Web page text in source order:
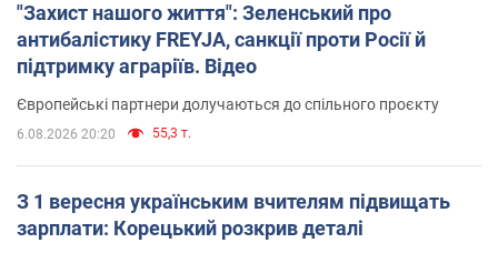
"Захист нашого життя": Зеленський про
антибалістику FREYJA, санкції проти Росії й
підтримку аграріїв. Відео
Європейські партнери долучаються до спільного проєкту
6.08.2026 20:20 55,3 т.
З 1 вересня українським вчителям підвищать
зарплати: Корецький розкрив деталі